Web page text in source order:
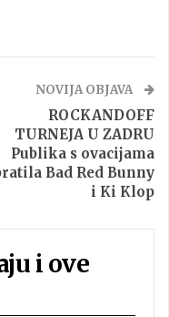
NOVIJA OBJAVA
ROCKANDOFF
TURNEJA U ZADRU
Publika s ovacijama
Bad Red Bunny
i Ki Klop
i ove